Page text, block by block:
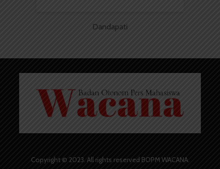
Dandapati
Copyright © 2023. All rights reserved BOPM WACANA.